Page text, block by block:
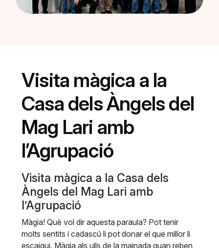
Visita màgica a la
Casa dels Àngels del
Mag Lari amb
l’Agrupació
Visita màgica a la Casa dels
Àngels del Mag Lari amb
l’Agrupació
Màgia! Què vol dir aquesta paraula? Pot tenir
molts sentits i cadascú li pot donar el que millor li
escaigui. Màgia als ulls de la mainada quan reben